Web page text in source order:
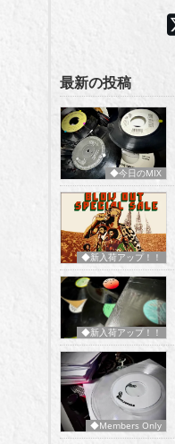
最新の投稿
◆今日のMIX
◆新入荷アップ！！
◆新入荷アップ！！
◆Members Only